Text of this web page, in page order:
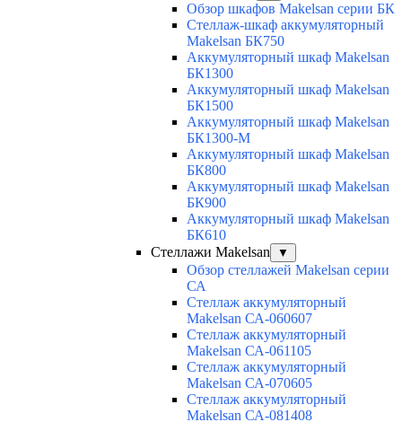
Обзор шкафов Makelsan серии БК
Стеллаж-шкаф аккумуляторный
Makelsan БК750
Аккумуляторный шкаф Makelsan
БК1300
Аккумуляторный шкаф Makelsan
БК1500
Аккумуляторный шкаф Makelsan
БК1300-М
Аккумуляторный шкаф Makelsan
БК800
Аккумуляторный шкаф Makelsan
БК900
Аккумуляторный шкаф Makelsan
БК610
Стеллажи Makelsan
▼
Обзор стеллажей Makelsan серии
СА
Cтеллаж аккумуляторный
Makelsan СА-060607
Cтеллаж аккумуляторный
Makelsan СА-061105
Cтеллаж аккумуляторный
Makelsan СА-070605
Cтеллаж аккумуляторный
Makelsan СА-081408